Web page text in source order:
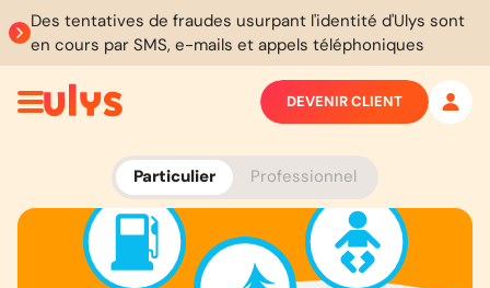
Des tentatives de fraudes usurpant l'identité d'Ulys sont
en cours par SMS, e-mails et appels téléphoniques
Particulier Professionnel
DEVENIR CLIENT